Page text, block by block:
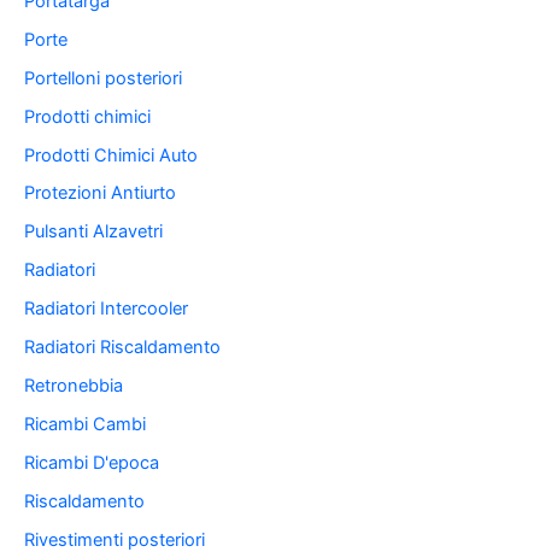
Porte
Portelloni posteriori
Prodotti chimici
Prodotti Chimici Auto
Protezioni Antiurto
Pulsanti Alzavetri
Radiatori
Radiatori Intercooler
Radiatori Riscaldamento
Retronebbia
Ricambi Cambi
Ricambi D'epoca
Riscaldamento
Rivestimenti posteriori